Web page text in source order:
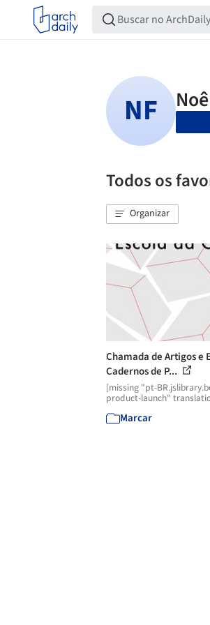
Todos os
Organizar
Chamada de Artigos e
Cadernos de P...
[missing "pt-
product-launch"
Marcar